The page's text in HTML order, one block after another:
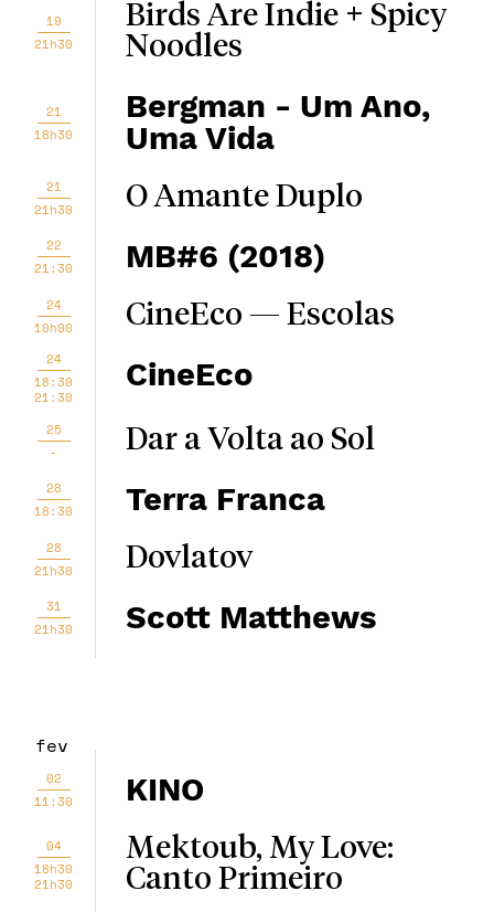
19
21h30
Birds Are Indie + Spicy
Noodles
21
18h30
Bergman - Um Ano,
Uma Vida
21
21h30
O Amante Duplo
22
21:30
MB#6 (2018)
24
10h00
CineEco — Escolas
24
18:30
21:30
CineEco
25
-
Dar a Volta ao Sol
28
18:30
Terra Franca
28
21h30
Dovlatov
31
21h30
Scott Matthews
fev
02
11:30
KINO
04
18h30
21h30
Mektoub, My Love:
Canto Primeiro